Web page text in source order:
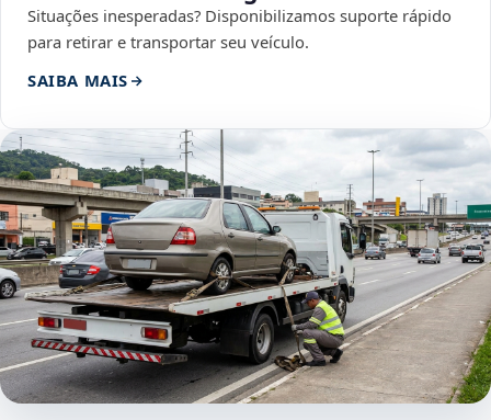
Situações inesperadas? Disponibilizamos suporte rápido
para retirar e transportar seu veículo.
SAIBA MAIS